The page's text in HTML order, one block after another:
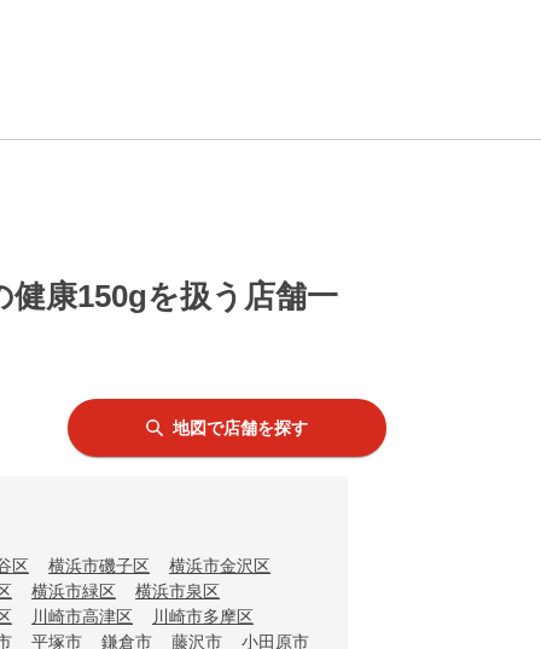
康150gを扱う店舗一
地図で店舗を探す
区 横浜市磯子区
横浜市金沢区
横浜市緑区
横浜市泉区
川崎市高津区
川崎市多摩区
平塚市 鎌倉市 藤沢市
小田原市